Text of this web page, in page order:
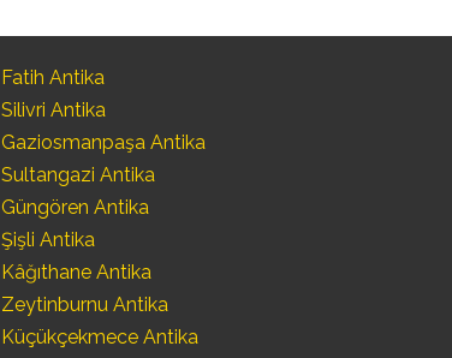
Fatih Antika
Silivri Antika
Gaziosmanpaşa Antika
Sultangazi Antika
Güngören Antika
Şişli Antika
Kâğıthane Antika
Zeytinburnu Antika
Küçükçekmece Antika